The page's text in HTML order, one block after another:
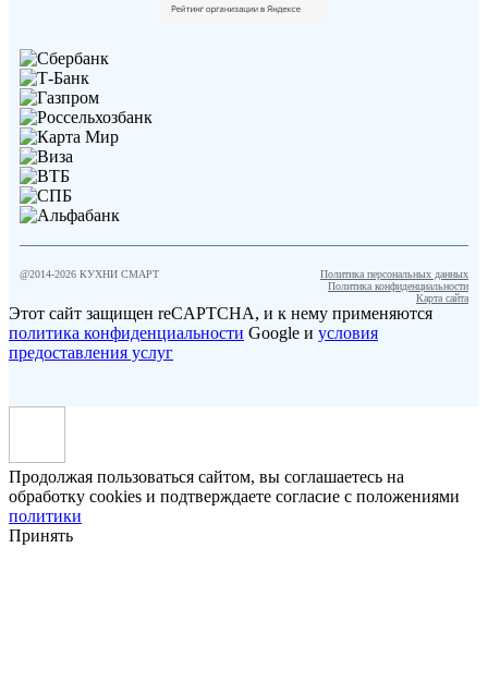
@2014-2026 КУХНИ СМАРТ
Политика персональных данных
Политика конфиденциальности
Карта сайта
Этот сайт защищен reCAPTCHA, и к нему применяются
политика конфиденциальности Google и условия
предоставления услуг
Продолжая пользоваться сайтом, вы соглашаетесь на
обработку cookies и подтверждаете согласие с положениями
политики
Принять